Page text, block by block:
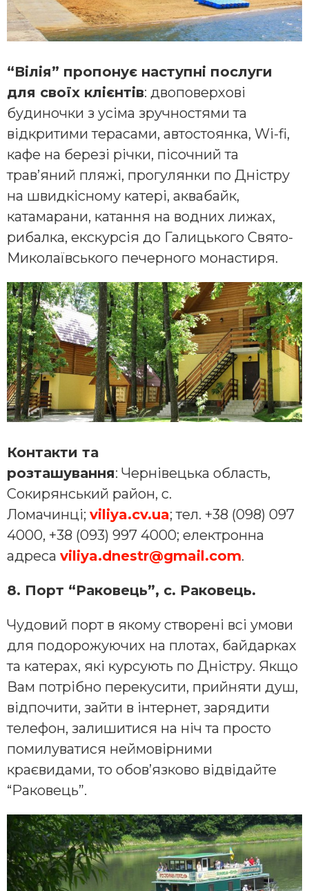
“Вілія” пропонує наступні послуги
для своїх клієнтів: двоповерхові
будиночки з усіма зручностями та
відкритими терасами, автостоянка, Wi-fi,
кафе на березі річки, пісочний та
трав’яний пляжі, прогулянки по Дністру
на швидкісному катері, аквабайк,
катамарани, катання на водних лижах,
рибалка, екскурсія до Галицького Свято-
Миколаївського печерного монастиря.
Контакти та
розташування: Чернівецька область,
Сокирянський район, с.
Ломачинці; viliya.cv.ua; тел. +38 (098) 097
4000, +38 (093) 997 4000; електронна
адреса viliya.dnestr@gmail.com.
8. Порт “Раковець”, с. Раковець.
Чудовий порт в якому створені всі умови
для подорожуючих на плотах, байдарках
та катерах, які курсують по Дністру. Якщо
Вам потрібно перекусити, прийняти душ,
відпочити, зайти в інтернет, зарядити
телефон, залишитися на ніч та просто
помилуватися неймовірними
краєвидами, то обов’язково відвідайте
“Раковець”.